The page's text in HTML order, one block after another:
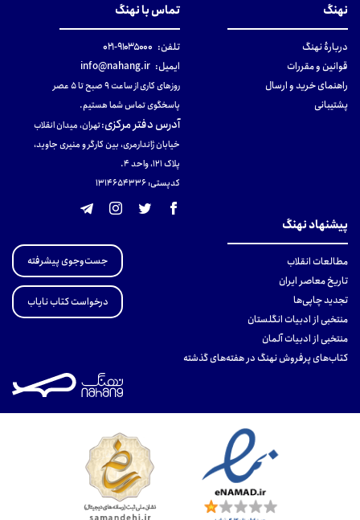
نهنگ
دربارهٔ نهنگ
قوانین و مقررات
راهنمای خرید و ارسال
پشتیبانی
تماس با نهنگ
تلفن: ۹۱۰۳۵۰۰۰-۰۲۱
ایمیل: info@nahang.ir
روزهای کاری از ساعت ۹ صبح تا ۵ عصر
پاسخگوی تماس شما هستیم.
آدرس دفتر مرکزی:تهران، میدان انقلاب
خیابان ژاندارمری، بین کارگر و منیری جاوید،
پلاک 121، واحد ۴.
کدپستی: 131465433۶
پیشنهاد نهنگ
مطالعات انقلاب
تاریخ معاصر ایران
تجدید چاپی‌ها
منتخبی از ادبیات انگلستان
منتخبی از ادبیات آلمان
کتاب‌های پرفروش نهنگ در هفته‌های گذشته
جست‌وجوی پیشرفته
درخواست کتاب نایاب